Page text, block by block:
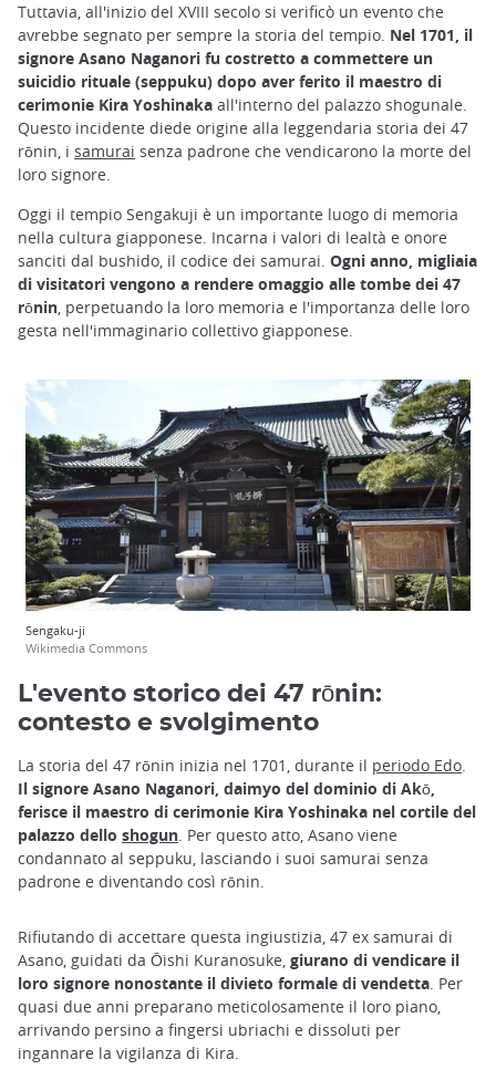
Tuttavia, all'inizio del XVIII secolo si verificò un evento che
avrebbe segnato per sempre la storia del tempio. Nel 1701, il
signore Asano Naganori fu costretto a commettere un
suicidio rituale (seppuku) dopo aver ferito il maestro di
cerimonie Kira Yoshinaka all'interno del palazzo shogunale.
Questo incidente diede origine alla leggendaria storia dei 47
rōnin, i samurai senza padrone che vendicarono la morte del
loro signore.
Oggi il tempio Sengakuji è un importante luogo di memoria
nella cultura giapponese. Incarna i valori di lealtà e onore
sanciti dal bushido, il codice dei samurai. Ogni anno, migliaia
di visitatori vengono a rendere omaggio alle tombe dei 47
rōnin , perpetuando la loro memoria e l'importanza delle loro
gesta nell'immaginario collettivo giapponese.
Sengaku-ji
Wikimedia Commons
L'evento storico dei 47 rōnin:
contesto e svolgimento
La storia del 47 rōnin inizia nel 1701, durante il periodo Edo.
Il signore Asano Naganori, daimyo del dominio di Akō,
ferisce il maestro di cerimonie Kira Yoshinaka nel cortile del
palazzo dello shogun. Per questo atto, Asano viene
condannato al seppuku, lasciando i suoi samurai senza
padrone e diventando così rōnin.
Rifiutando di accettare questa ingiustizia, 47 ex samurai di
Asano, guidati da Ōishi Kuranosuke, giurano di vendicare il
loro signore nonostante il divieto formale di vendetta. Per
quasi due anni preparano meticolosamente il loro piano,
arrivando persino a fingersi ubriachi e dissoluti per
ingannare la vigilanza di Kira.